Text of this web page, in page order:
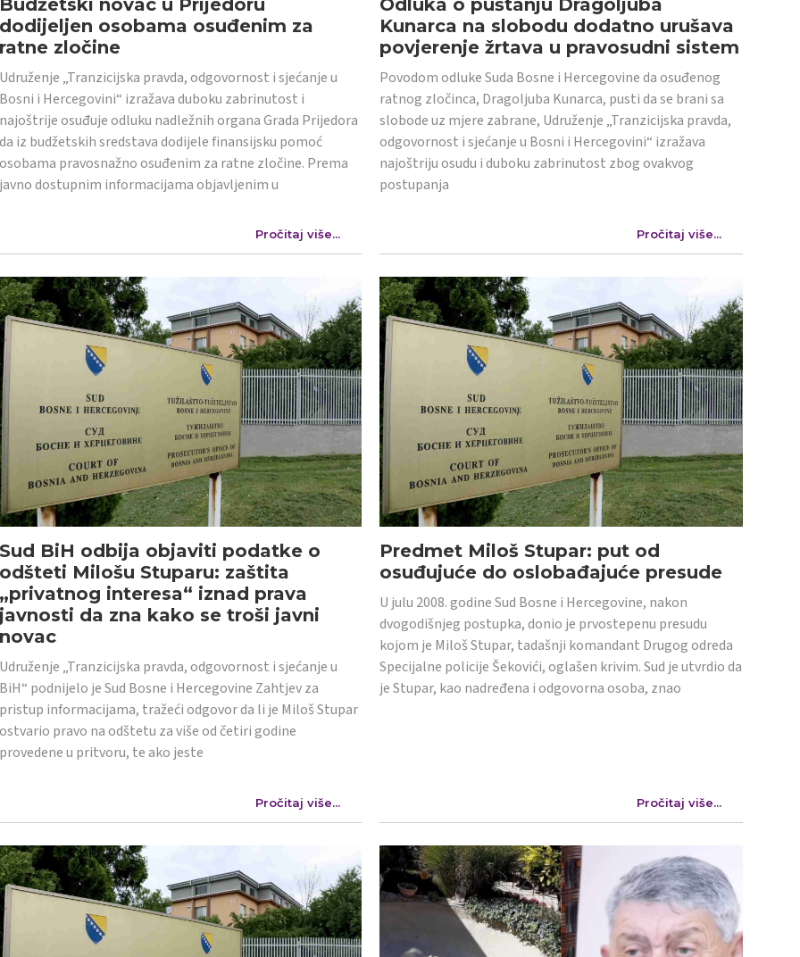
osobama osuđenim za
zločine
„Tranzicijska pravda, odgovornost i sjećanje u
i Hercegovini“ izražava duboku zabrinutost i
osuđuje odluku nadležnih organa Grada Prijedora
iz budžetskih sredstava dodijele finansijsku pomoć
pravosnažno osuđenim za ratne zločine. Prema
dostupnim informacijama objavljenim u
Pročitaj više...
Kunarca na slobodu dodatno urušava
povjerenje žrtava u pravosudni sistem
Povodom odluke Suda Bosne i Hercegovine da osuđenog
ratnog zločinca, Dragoljuba Kunarca, pusti da se brani sa
slobode uz mjere zabrane, Udruženje „Tranzicijska pravda,
odgovornost i sjećanje u Bosni i Hercegovini“ izražava
najoštriju osudu i duboku zabrinutost zbog ovakvog
postupanja
Pročitaj više...
BiH odbija objaviti podatke o
Milošu Stuparu: zaštita
interesa“ iznad prava
da zna kako se troši javni
„Tranzicijska pravda, odgovornost i sjećanje u
podnijelo je Sud Bosne i Hercegovine Zahtjev za
informacijama, tražeći odgovor da li je Miloš Stupar
pravo na odštetu za više od četiri godine
u pritvoru, te ako jeste
Pročitaj više...
Predmet Miloš Stupar: put od
osuđujuće do oslobađajuće presude
U julu 2008. godine Sud Bosne i Hercegovine, nakon
dvogodišnjeg postupka, donio je prvostepenu presudu
kojom je Miloš Stupar, tadašnji komandant Drugog odreda
Specijalne policije Šekovići, oglašen krivim. Sud je utvrdio da
je Stupar, kao nadređena i odgovorna osoba, znao
Pročitaj više...